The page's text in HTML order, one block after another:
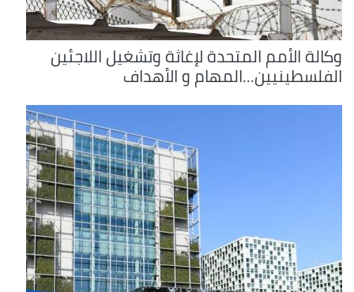
وكالة الأمم المتحدة لإغاثة وتشغيل اللاجئين
الفلسطينيين...المهام و الأهداف